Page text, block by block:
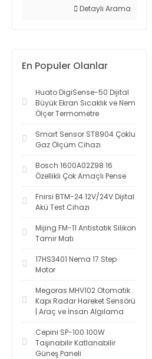
Detaylı Arama
En Populer Olanlar
Huato DigiSense-50 Dijital
Büyük Ekran Sıcaklık ve Nem
Ölçer Termometre
Smart Sensor ST8904 Çoklu
Gaz Ölçüm Cihazı
Bosch 1600A02Z98 16
Özellikli Çok Amaçlı Pense
Fnirsi BTM-24 12V/24V Dijital
Akü Test Cihazı
Mijing FM-11 Antistatik Silikon
Tamir Matı
17HS3401 Nema 17 Step
Motor
Megoras MHV102 Otomatik
Kapı Radar Hareket Sensörü
| Araç ve İnsan Algılama
Cepini SP-100 100W
Taşınabilir Katlanabilir
Güneş Paneli